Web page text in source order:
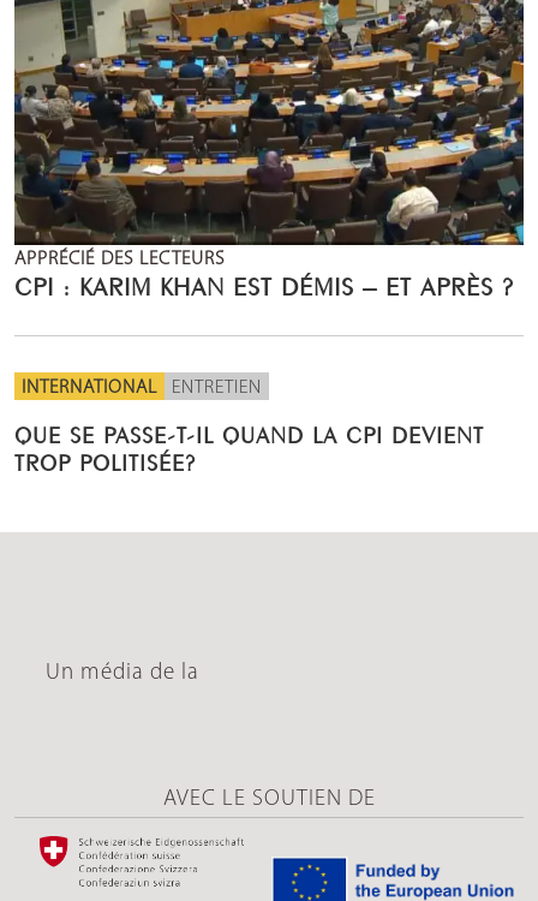
APPRÉCIÉ DES LECTEURS
CPI : KARIM KHAN EST DÉMIS – ET APRÈS ?
INTERNATIONAL ENTRETIEN
QUE SE PASSE-T-IL QUAND LA CPI DEVIENT
TROP POLITISÉE?
Un média de la
AVEC LE SOUTIEN DE